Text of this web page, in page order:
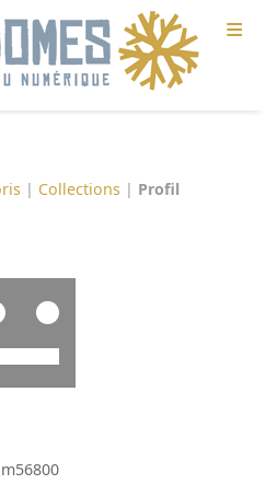
≡
| Collections | Profil